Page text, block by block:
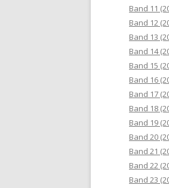
Band 11
Band 12
Band 13
Band 14
Band 15
Band 16
Band 17
Band 18
Band 19
Band 20
Band 21
Band 22
Band 23